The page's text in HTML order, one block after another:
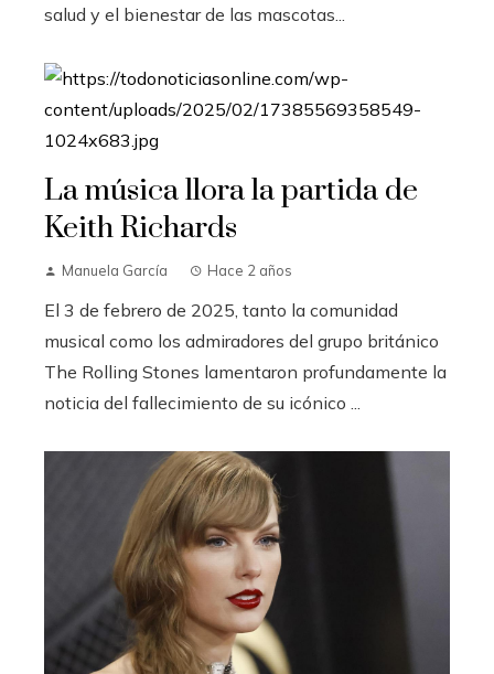
salud y el bienestar de las mascotas...
La música llora la partida de
Keith Richards
Manuela García Hace 2 años
El 3 de febrero de 2025, tanto la comunidad
musical como los admiradores del grupo británico
The Rolling Stones lamentaron profundamente la
noticia del fallecimiento de su icónico ...